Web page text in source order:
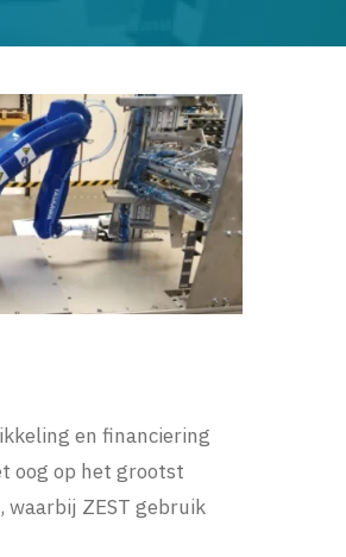
en financiering
oog op het grootst
waarbij ZEST gebruik